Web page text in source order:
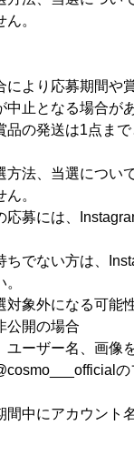
。
により応募期間や
止となる場合が
品の発送は1点ま
方法、当選につい
。
応募には、
ちでない方は、
対象外になる可能
開の場合
ーザー名、画像
の
中にアカウント